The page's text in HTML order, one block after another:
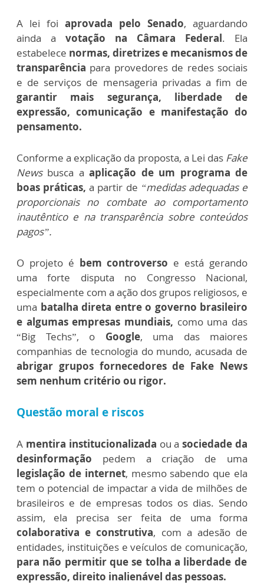
A lei foi aprovada pelo Senado, aguardando
ainda a votação na Câmara Federal. Ela
estabelece normas, diretrizes e mecanismos de
transparência para provedores de redes sociais
e de serviços de mensageria privadas a fim de
garantir mais segurança, liberdade de
expressão, comunicação e manifestação do
pensamento.
Conforme a explicação da proposta, a Lei das Fake
Newsbusca aaplicação de um programa de
boas práticas, a partir de “medidas adequadas e
proporcionais no combate ao comportamento
inautêntico e na transparência sobre conteúdos
pagos”.
O projeto é bem controverso e está gerando
uma forte disputa no Congresso Nacional,
especialmente com a ação dos grupos religiosos, e
uma batalha direta entre o governo brasileiro
e algumas empresas mundiais, como uma das
“Big Techs”, o Google, uma das maiores
companhias de tecnologia do mundo, acusada de
abrigar grupos fornecedores de Fake News
sem nenhum critério ou rigor.
Questão moral e riscos
A mentira institucionalizada ou asociedade da
desinformação pedem a criação de uma
legislação de internet, mesmo sabendo que ela
tem o potencial de impactar a vida de milhões de
brasileiros e de empresas todos os dias. Sendo
assim, ela precisa ser feita de uma forma
colaborativa e construtiva, com a adesão de
entidades, instituições e veículos de comunicação,
para não permitir que se tolha a liberdade de
expressão, direito inalienável das pessoas.